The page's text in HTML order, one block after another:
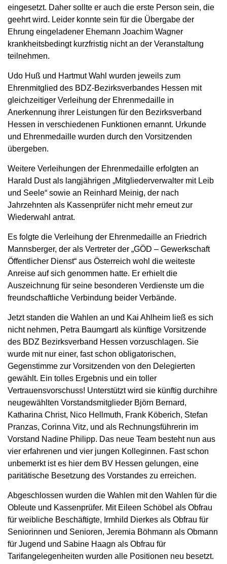
eingesetzt. Daher sollte er auch die erste Person sein, die
geehrt wird. Leider konnte sein für die Übergabe der
Ehrung eingeladener Ehemann Joachim Wagner
krankheitsbedingt kurzfristig nicht an der Veranstaltung
teilnehmen.
Udo Huß und Hartmut Wahl wurden jeweils zum
Ehrenmitglied des BDZ-Bezirksverbandes Hessen mit
gleichzeitiger Verleihung der Ehrenmedaille in
Anerkennung ihrer Leistungen für den Bezirksverband
Hessen in verschiedenen Funktionen ernannt. Urkunde
und Ehrenmedaille wurden durch den Vorsitzenden
übergeben.
Weitere Verleihungen der Ehrenmedaille erfolgten an
Harald Dust als langjährigen „Mitgliederverwalter mit Leib
und Seele“ sowie an Reinhard Meinig, der nach
Jahrzehnten als Kassenprüfer nicht mehr erneut zur
Wiederwahl antrat.
Es folgte die Verleihung der Ehrenmedaille an Friedrich
Mannsberger, der als Vertreter der „GÖD – Gewerkschaft
Öffentlicher Dienst“ aus Österreich wohl die weiteste
Anreise auf sich genommen hatte. Er erhielt die
Auszeichnung für seine besonderen Verdienste um die
freundschaftliche Verbindung beider Verbände.
Jetzt standen die Wahlen an und Kai Ahlheim ließ es sich
nicht nehmen, Petra Baumgartl als künftige Vorsitzende
des BDZ Bezirksverband Hessen vorzuschlagen. Sie
wurde mit nur einer, fast schon obligatorischen,
Gegenstimme zur Vorsitzenden von den Delegierten
gewählt. Ein tolles Ergebnis und ein toller
Vertrauensvorschuss! Unterstützt wird sie künftig durchihre
neugewählten Vorstandsmitglieder Björn Bernard,
Katharina Christ, Nico Hellmuth, Frank Köberich, Stefan
Pranzas, Corinna Vitz, und als Rechnungsführerin im
Vorstand Nadine Philipp. Das neue Team besteht nun aus
vier erfahrenen und vier jungen Kolleginnen. Fast schon
unbemerkt ist es hier dem BV Hessen gelungen, eine
paritätische Besetzung des Vorstandes zu erreichen.
Abgeschlossen wurden die Wahlen mit den Wahlen für die
Obleute und Kassenprüfer. Mit Eileen Schöbel als Obfrau
für weibliche Beschäftigte, Irmhild Dierkes als Obfrau für
Seniorinnen und Senioren, Jeremia Böhmann als Obmann
für Jugend und Sabine Haagn als Obfrau für
Tarifangelegenheiten wurden alle Positionen neu besetzt.